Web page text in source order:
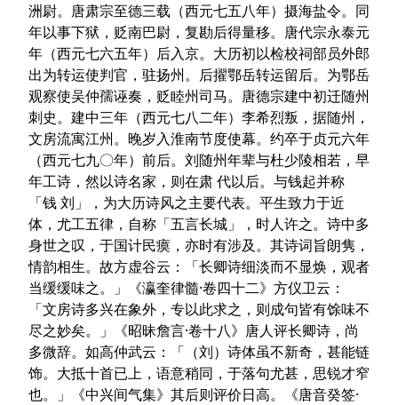
洲尉。唐肃宗至德三载（西元七五八年）摄海盐令。同
年以事下狱，贬南巴尉，复勘后得量移。唐代宗永泰元
年（西元七六五年）后入京。大历初以检校祠部员外郎
出为转运使判官，驻扬州。后擢鄂岳转运留后。为鄂岳
观察使吴仲孺诬奏，贬睦州司马。唐德宗建中初迁随州
刺史。建中三年（西元七八二年）李希烈叛，据随州，
文房流寓江州。晚岁入淮南节度使幕。约卒于贞元六年
（西元七九〇年）前后。刘随州年辈与杜少陵相若，早
年工诗，然以诗名家，则在肃 代以后。与钱起并称
「钱 刘」，为大历诗风之主要代表。平生致力于近
体，尤工五律，自称「五言长城」，时人许之。诗中多
身世之叹，于国计民瘼，亦时有涉及。其诗词旨朗隽，
情韵相生。故方虚谷云：「长卿诗细淡而不显焕，观者
当缓缓味之。」《瀛奎律髓·卷四十二》方仪卫云：
「文房诗多兴在象外，专以此求之，则成句皆有馀味不
尽之妙矣。」《昭昧詹言·卷十八》唐人评长卿诗，尚
多微辞。如高仲武云：「（刘）诗体虽不新奇，甚能链
饰。大抵十首已上，语意稍同，于落句尤甚，思锐才窄
也。」《中兴间气集》其后则评价日高。《唐音癸签·